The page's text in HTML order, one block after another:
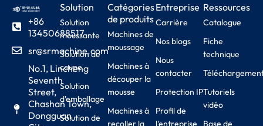
+86
13450688517
sr@srmachine.com
No.1, Lincheng
Seventh
Street,
Chashan Town,
Dongguan
Solution
Solution
moussante
Solution de
coupe
Solution
d'emballage
Solution de
Catégories
de produits
Machines de
moussage
Machines à
découper la
mousse
Machines à
recoller la
Entreprise
Carrière
Nos blogs
Nous
contacter
Protection IP
Profil de
l'entreprise
Ressources
Catalogue
Fiche
technique
Tutoriels
vidéo
Base de